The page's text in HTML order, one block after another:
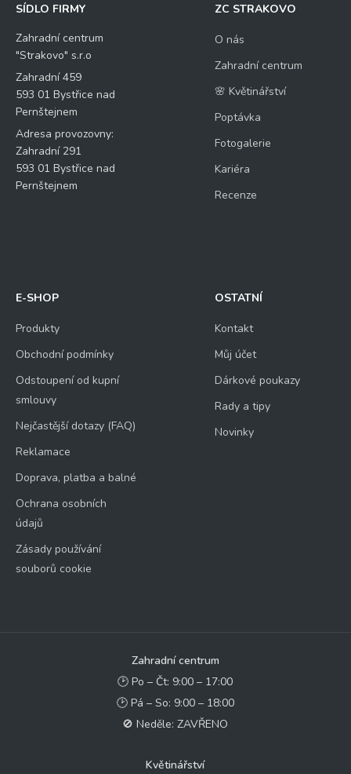
SÍDLO FIRMY
Zahradní centrum
"Strakovo" s.r.o
Zahradní 459
593 01 Bystřice nad
Pernštejnem
Adresa provozovny:
Zahradní 291
593 01 Bystřice nad
Pernštejnem
ZC STRAKOVO
O nás
Zahradní centrum
🌸 Květinářství
Poptávka
Fotogalerie
Kariéra
Recenze
E-SHOP
Produkty
Obchodní podmínky
Odstoupení od kupní
smlouvy
Nejčastější dotazy (FAQ)
Reklamace
Doprava, platba a balné
Ochrana osobních
údajů
Zásady používání
souborů cookie
OSTATNÍ
Kontakt
Můj účet
Dárkové poukazy
Rady a tipy
Novinky
Zahradní centrum
🕑 Po – Čt: 9:00 – 17:00
🕑 Pá – So: 9:00 – 18:00
🚫 Neděle: ZAVŘENO
Květinářství